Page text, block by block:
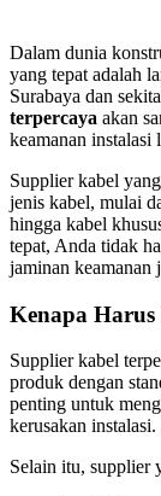
Dalam dunia
yang tepat adalah
Surabaya dan
terpercaya akan
keamanan instalasi
Supplier kabel
jenis kabel, mulai
hingga kabel
tepat, Anda tidak
jaminan keamanan
Kenapa
Supplier kabel
produk dengan
penting untuk
kerusakan instalasi.
Selain itu, supplier